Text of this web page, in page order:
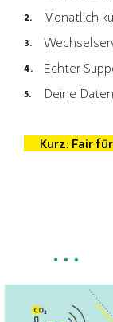
Monatlich
Echter
Deine
Kurz: Fair